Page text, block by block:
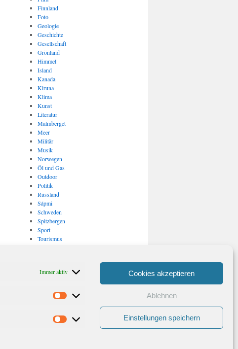
Immer aktiv
Statistiken
Marketing
Cookies akzeptieren
Ablehnen
Einstellungen speichern
Finnland
Foto
Geologie
Geschichte
Gesellschaft
Grönland
Himmel
Island
Kanada
Kiruna
Klima
Kunst
Literatur
Malmberget
Meer
Militär
Musik
Norwegen
Öl und Gas
Outdoor
Politik
Russland
Sápmi
Schweden
Spitzbergen
Sport
Tourismus
Vulkanismus/ Erdbeben